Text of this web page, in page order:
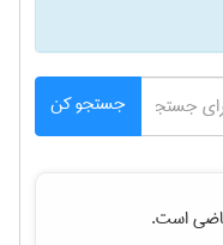
جستجو کن
است.